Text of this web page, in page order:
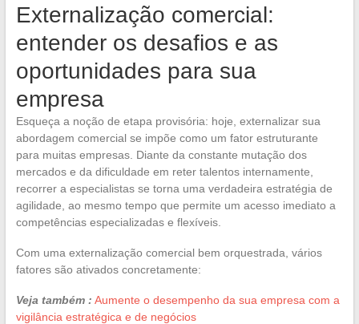
Externalização comercial:
entender os desafios e as
oportunidades para sua
empresa
Esqueça a noção de etapa provisória: hoje, externalizar sua
abordagem comercial se impõe como um fator estruturante
para muitas empresas. Diante da constante mutação dos
mercados e da dificuldade em reter talentos internamente,
recorrer a especialistas se torna uma verdadeira estratégia de
agilidade, ao mesmo tempo que permite um acesso imediato a
competências especializadas e flexíveis.
Com uma externalização comercial bem orquestrada, vários
fatores são ativados concretamente:
Veja também : Aumente o desempenho da sua empresa com a
vigilância estratégica e de negócios